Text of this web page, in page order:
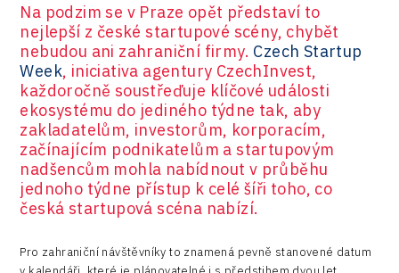
Na podzim se v Praze opět představí to
nejlepší z české startupové scény, chybět
nebudou ani zahraniční firmy. Czech Startup
Week, iniciativa agentury CzechInvest,
každoročně soustřeďuje klíčové události
ekosystému do jediného týdne tak, aby
zakladatelům, investorům, korporacím,
začínajícím podnikatelům a startupovým
nadšencům mohla nabídnout v průběhu
jednoho týdne přístup k celé šíři toho, co
česká startupová scéna nabízí.
Pro zahraniční návštěvníky to znamená pevně stanovené datum